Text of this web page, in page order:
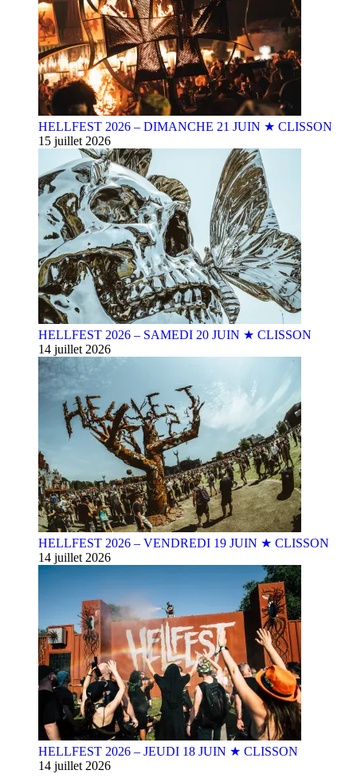
HELLFEST 2026 – DIMANCHE 21 JUIN ★ CLISSON
15 juillet 2026
HELLFEST 2026 – SAMEDI 20 JUIN ★ CLISSON
14 juillet 2026
HELLFEST 2026 – VENDREDI 19 JUIN ★ CLISSON
14 juillet 2026
HELLFEST 2026 – JEUDI 18 JUIN ★ CLISSON
14 juillet 2026